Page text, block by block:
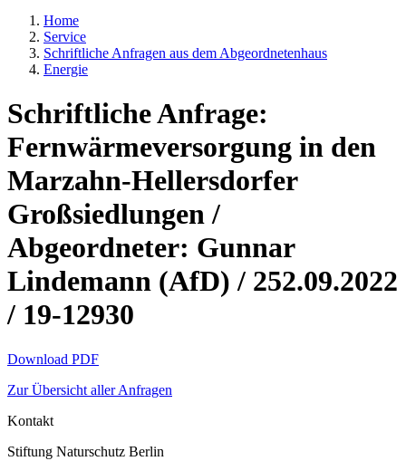
Home
Service
Schriftliche Anfragen aus dem Abgeordnetenhaus
Energie
Schriftliche Anfrage:
Fernwärmeversorgung in den
Marzahn-Hellersdorfer
Großsiedlungen /
Abgeordneter: Gunnar
Lindemann (AfD) / 252.09.2022
/ 19-12930
Download PDF
Zur Übersicht aller Anfragen
Kontakt
Stiftung Naturschutz Berlin